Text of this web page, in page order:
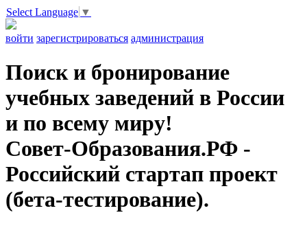
Select Language ▼
войти зарегистрироваться администрация
Поиск и бронирование
учебных заведений в России
и по всему миру!
Совет-Образования.РФ -
Российский стартап проект
(бета-тестирование).